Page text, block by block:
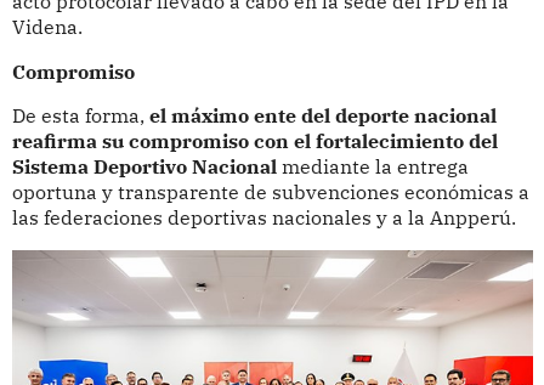
Videna.
Compromiso
De esta forma, el máximo ente del deporte nacional
reafirma su compromiso con el fortalecimiento del
Sistema Deportivo Nacional mediante la entrega
oportuna y transparente de subvenciones económicas a
las federaciones deportivas nacionales y a la Anpperú.